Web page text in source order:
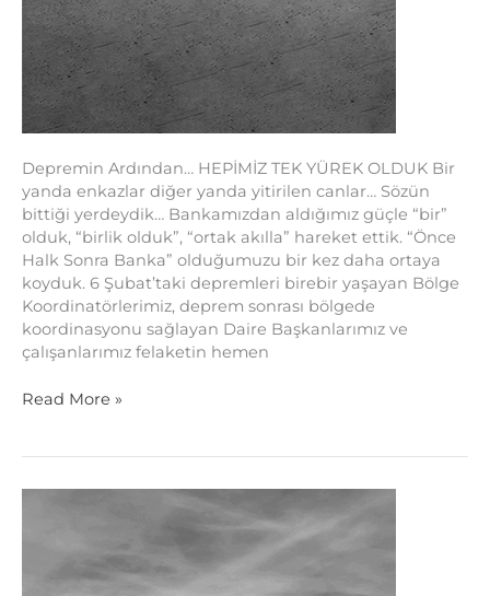
Depremin Ardından… HEPİMİZ TEK YÜREK OLDUK Bir
yanda enkazlar diğer yanda yitirilen canlar… Sözün
bittiği yerdeydik… Bankamızdan aldığımız güçle “bir”
olduk, “birlik olduk”, “ortak akılla” hareket ettik. “Önce
Halk Sonra Banka” olduğumuzu bir kez daha ortaya
koyduk. 6 Şubat’taki depremleri birebir yaşayan Bölge
Koordinatörlerimiz, deprem sonrası bölgede
koordinasyonu sağlayan Daire Başkanlarımız ve
çalışanlarımız felaketin hemen
Read More »